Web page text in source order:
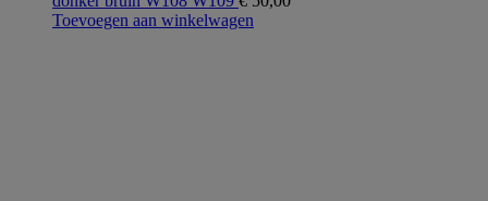
Toevoegen aan winkelwagen